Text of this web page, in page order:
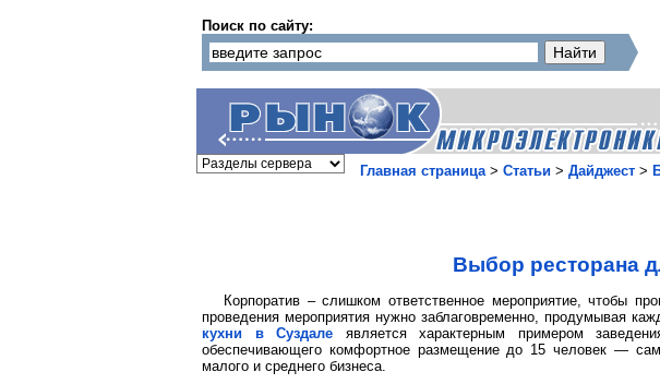
Поиск по сайту:
Главная страница> Статьи > Дайджест >
Выбор ресторана
Корпоратив – слишком ответственное мероприятие, чтобы
проведения мероприятия нужно заблаговременно, продумывая
кухни в Суздале является характерным примером
обеспечивающего комфортное размещение до 15 человек —
малого и среднего бизнеса.